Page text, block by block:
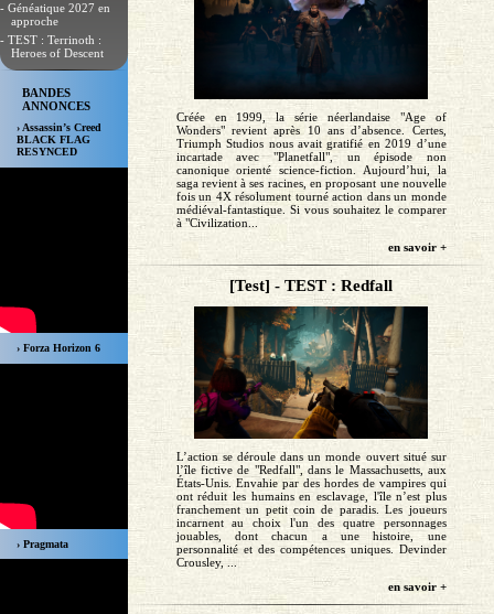
- Généatique 2027 en
approche
- TEST : Terrinoth :
Heroes of Descent
BANDES
ANNONCES
› Assassin’s Creed
BLACK FLAG
RESYNCED
› Forza Horizon 6
› Pragmata
Créée en 1999, la série néerlandaise "Age of
Wonders" revient après 10 ans d’absence. Certes,
Triumph Studios nous avait gratifié en 2019 d’une
incartade avec "Planetfall", un épisode non
canonique orienté science-fiction. Aujourd’hui, la
saga revient à ses racines, en proposant une nouvelle
fois un 4X résolument tourné action dans un monde
médiéval-fantastique. Si vous souhaitez le comparer
à "Civilization...
en savoir +
[Test] - TEST : Redfall
L’action se déroule dans un monde ouvert situé sur
l’île fictive de "Redfall", dans le Massachusetts, aux
États-Unis. Envahie par des hordes de vampires qui
ont réduit les humains en esclavage, l'île n’est plus
franchement un petit coin de paradis. Les joueurs
incarnent au choix l'un des quatre personnages
jouables, dont chacun a une histoire, une
personnalité et des compétences uniques. Devinder
Crousley, ...
en savoir +